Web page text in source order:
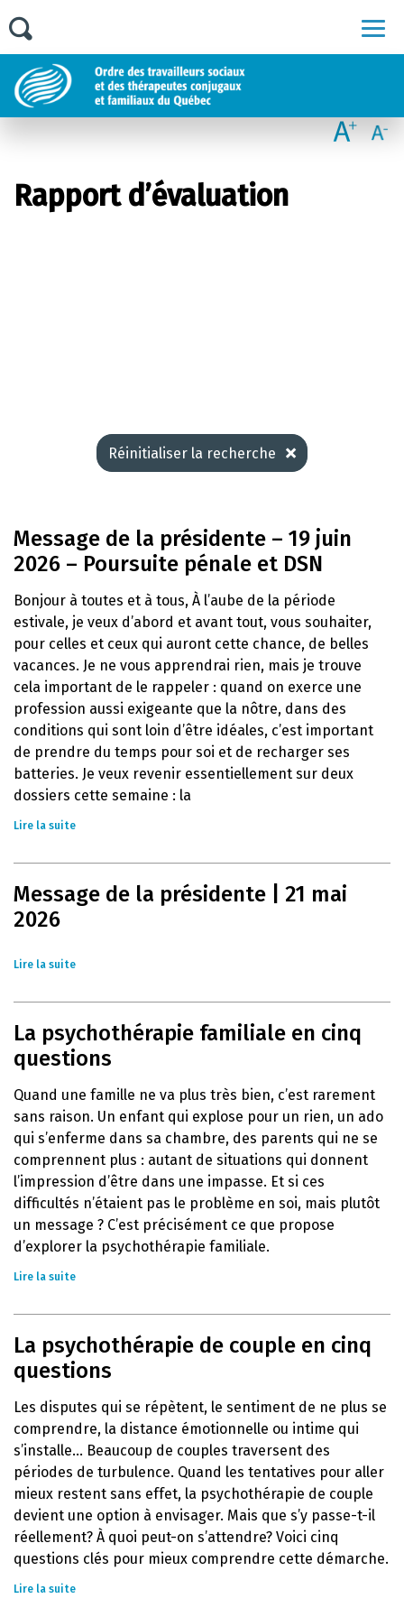
Rapport d’évaluation
Réinitialiser la recherche
Message de la présidente – 19 juin
2026 – Poursuite pénale et DSN
Bonjour à toutes et à tous, À l’aube de la période
estivale, je veux d’abord et avant tout, vous souhaiter,
pour celles et ceux qui auront cette chance, de belles
vacances. Je ne vous apprendrai rien, mais je trouve
cela important de le rappeler : quand on exerce une
profession aussi exigeante que la nôtre, dans des
conditions qui sont loin d’être idéales, c’est important
de prendre du temps pour soi et de recharger ses
batteries. Je veux revenir essentiellement sur deux
dossiers cette semaine : la
Lire la suite
Message de la présidente | 21 mai
2026
Lire la suite
La psychothérapie familiale en cinq
questions
Quand une famille ne va plus très bien, c’est rarement
sans raison. Un enfant qui explose pour un rien, un ado
qui s’enferme dans sa chambre, des parents qui ne se
comprennent plus : autant de situations qui donnent
l’impression d’être dans une impasse. Et si ces
difficultés n’étaient pas le problème en soi, mais plutôt
un message ? C’est précisément ce que propose
d’explorer la psychothérapie familiale.
Lire la suite
La psychothérapie de couple en cinq
questions
Les disputes qui se répètent, le sentiment de ne plus se
comprendre, la distance émotionnelle ou intime qui
s’installe… Beaucoup de couples traversent des
périodes de turbulence. Quand les tentatives pour aller
mieux restent sans effet, la psychothérapie de couple
devient une option à envisager. Mais que s’y passe-t-il
réellement? À quoi peut-on s’attendre? Voici cinq
questions clés pour mieux comprendre cette démarche.
Lire la suite